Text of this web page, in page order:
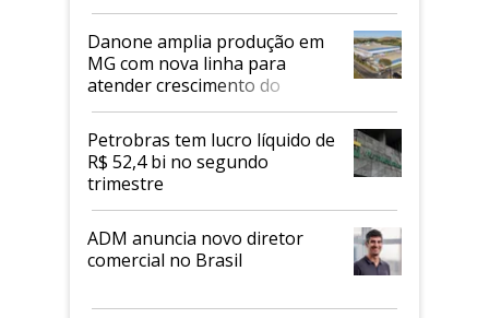
Danone amplia produção em
MG com nova linha para
atender crescimento do
mercado de alimentos
proteicos
Petrobras tem lucro líquido de
R$ 52,4 bi no segundo
trimestre
ADM anuncia novo diretor
comercial no Brasil